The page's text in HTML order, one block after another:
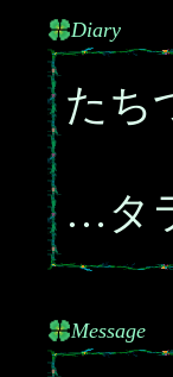
Diary
たち
…タ
Message